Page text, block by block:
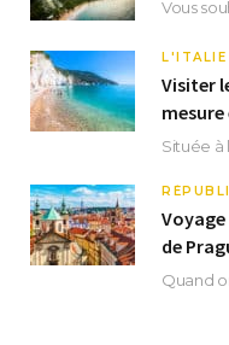
L'ITALIE
Visiter
de